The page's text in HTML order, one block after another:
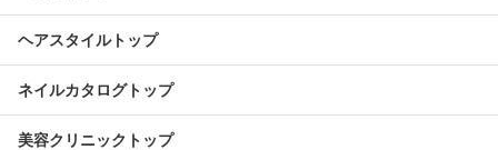
ヘアスタイルトップ
ネイルカタログトップ
美容クリニックトップ